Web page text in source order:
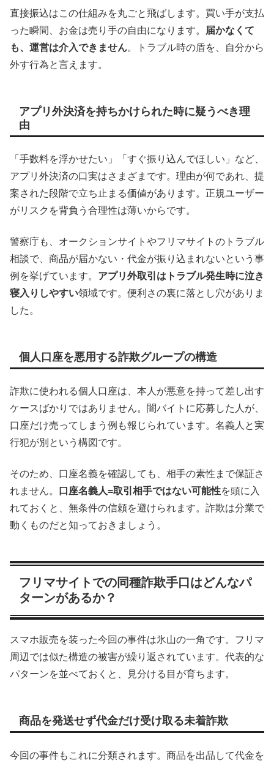
直接振込はこの仕組みを丸ごと飛ばします。買い手が支払
った瞬間、お金は売り手の自由になります。
届かなくて
も、運営は介入できません。トラブル時の盾を、自分から
外す行為と言えます。
アプリ外決済を持ちかけられた時に疑うべき理
由
「手数料を浮かせたい」「すぐ振り込んでほしい」など、
アプリ外決済の口実はさまざまです。理由が何であれ、提
案された段階で立ち止まる価値があります。正規ユーザー
がリスクを背負う合理性は薄いからです。
警察庁も、オークションサイトやフリマサイトのトラブル
相談で、商品が届かない・代金が振り込まれないという事
例を挙げています。 アプリ外取引はトラブル発生時に泣き
寝入りしやすい領域です。便利さの裏に落とし穴がありま
した。
個人口座を悪用する詐欺グループの構造
詐欺に使われる個人口座は、本人が悪意を持って差し出す
ケースばかりではありません。闇バイトに応募した人が、
口座だけ売ってしまう例も報じられています。名義人と実
行犯が別という構図です。
そのため、口座名義を確認しても、相手の素性まで保証さ
れません。
口座名義人=取引相手ではない可能性を頭に入
れておくと、無条件の信頼を避けられます。詐欺は分業で
動くものだと知っておきましょう。
フリマサイトでの同種詐欺手口はどんなパ
ターンがあるか？
スマホ販売を装った今回の事件は氷山の一角です。フリマ
周辺では似た構造の被害が繰り返されています。代表的な
パターンを並べておくと、見分ける目が育ちます。
商品を発送せず代金だけ受け取る未着詐欺
今回の事件もこれに分類されます。商品を出品して代金を